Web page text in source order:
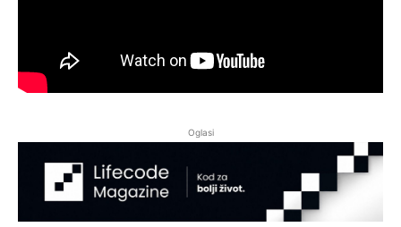
Oglasi